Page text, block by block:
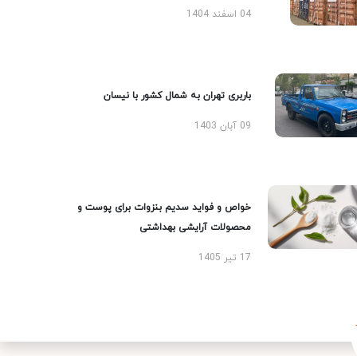
04 اسفند 1404
باربری تهران به شمال کشور با نیسان
09 آبان 1403
خواص و فواید سدیم بنزوات برای پوست و
محصولات آرایشی بهداشتی
17 تیر 1405